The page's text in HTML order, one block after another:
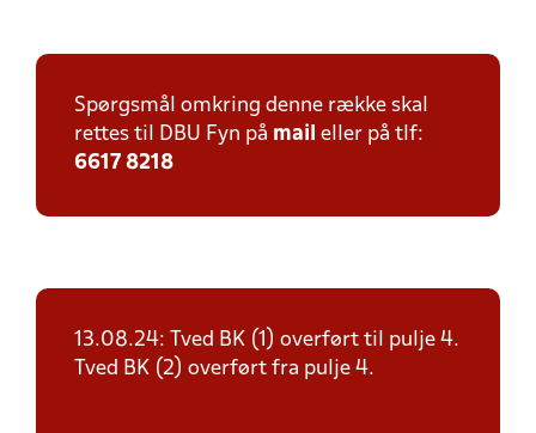
Spørgsmål omkring denne række skal
rettes til DBU Fyn på mail eller på tlf:
6617 8218
13.08.24: Tved BK (1) overført til pulje 4.
Tved BK (2) overført fra pulje 4.